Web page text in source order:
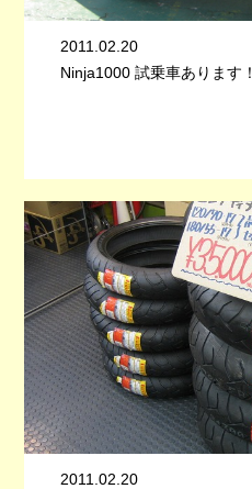
2011.02.20
Ninja1000 試乗車あります！
2011.02.20